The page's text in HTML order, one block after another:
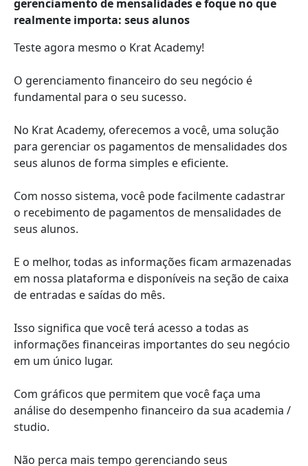
gerenciamento de mensalidades e foque no que
realmente importa: seus alunos
Teste agora mesmo o Krat Academy!
O gerenciamento financeiro do seu negócio é
fundamental para o seu sucesso.
No Krat Academy, oferecemos a você, uma solução
para gerenciar os pagamentos de mensalidades dos
seus alunos de forma simples e eficiente.
Com nosso sistema, você pode facilmente cadastrar
o recebimento de pagamentos de mensalidades de
seus alunos.
E o melhor, todas as informações ficam armazenadas
em nossa plataforma e disponíveis na seção de caixa
de entradas e saídas do mês.
Isso significa que você terá acesso a todas as
informações financeiras importantes do seu negócio
em um único lugar.
Com gráficos que permitem que você faça uma
análise do desempenho financeiro da sua academia /
studio.
Não perca mais tempo gerenciando seus